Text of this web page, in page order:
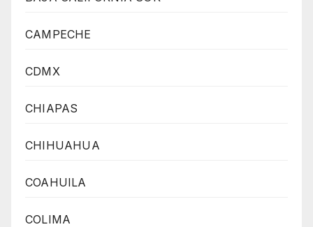
CAMPECHE
CDMX
CHIAPAS
CHIHUAHUA
COAHUILA
COLIMA